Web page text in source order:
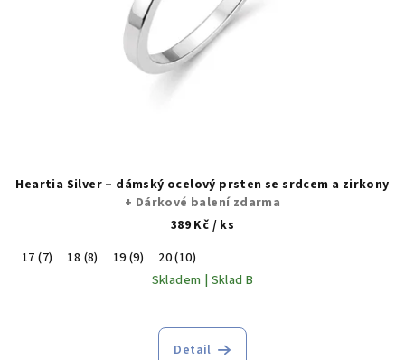
Heartia Silver – dámský ocelový prsten se srdcem a zirkony
+ Dárkové balení zdarma
389 Kč / ks
17 (7)
18 (8) 19 (9)
20 (10)
Skladem | Sklad B
Detail